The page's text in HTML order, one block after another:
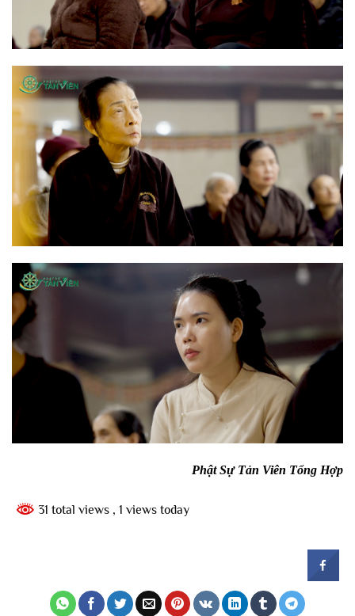
Phật Sự Tản Viên Tổng Hợp
31 total views , 1 views today